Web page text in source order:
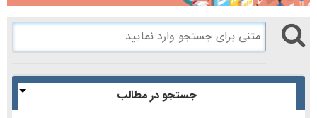
جستجو در مطالب